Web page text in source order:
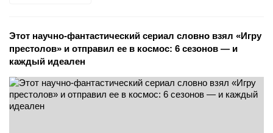
Этот научно-фантастический сериал словно взял «Игру
престолов» и отправил ее в космос: 6 сезонов — и
каждый идеален